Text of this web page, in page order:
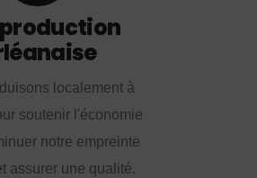
production
localement à
soutenir l'économie
notre empreinte
assurer une qualité.